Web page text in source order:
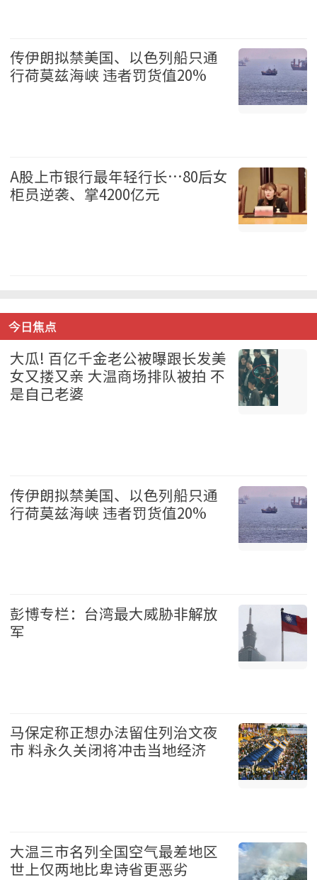
传伊朗拟禁美国、以色列船只通
行荷莫兹海峡 违者罚货值20%
A股上市银行最年轻行长…80后女
柜员逆袭、掌4200亿元
今日焦点
大瓜! 百亿千金老公被曝跟长发美
女又搂又亲 大温商场排队被拍 不
是自己老婆
传伊朗拟禁美国、以色列船只通
行荷莫兹海峡 违者罚货值20%
彭博专栏：台湾最大威胁非解放
军
马保定称正想办法留住列治文夜
市 料永久关闭将冲击当地经济
大温三市名列全国空气最差地区
世上仅两地比卑诗省更恶劣